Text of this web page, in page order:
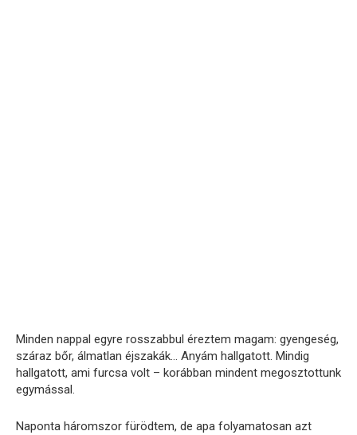
Minden nappal egyre rosszabbul éreztem magam: gyengeség,
száraz bőr, álmatlan éjszakák… Anyám hallgatott. Mindig
hallgatott, ami furcsa volt – korábban mindent megosztottunk
egymással.
Naponta háromszor fürödtem, de apa folyamatosan azt